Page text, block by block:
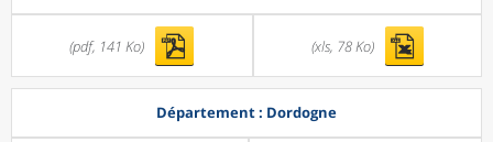
(pdf, 141 Ko) (xls, 78 Ko)
Département : Dordogne